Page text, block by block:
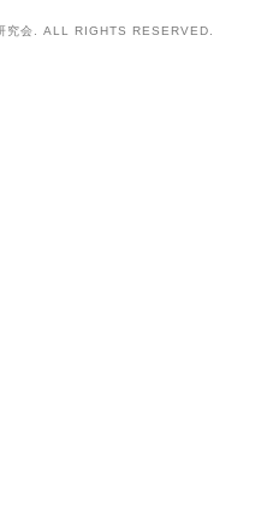
会. ALL RIGHTS RESERVED.